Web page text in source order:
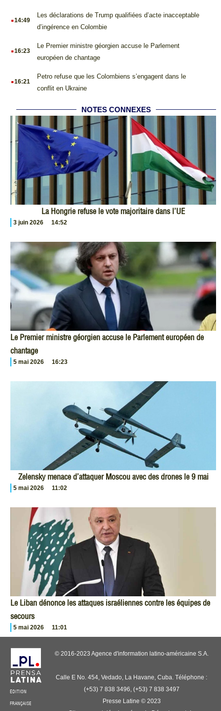
.14:49
Les déclarations de Trump qualifiées d’acte inacceptable
d’ingérence en Colombie
.16:23
Le Premier ministre géorgien accuse le Parlement
européen de chantage
.16:21
Petro refuse que les Colombiens s’engagent dans le
conflit en Ukraine
NOTES CONNEXES
La Hongrie refuse le vote majoritaire dans l’UE
3 juin 2026 14:52
Le Premier ministre géorgien accuse le Parlement européen de
chantage
5 mai 2026 16:23
Zelensky menace d’attaquer Moscou avec des drones le 9 mai
5 mai 2026 11:02
Le Liban dénonce les attaques israéliennes contre les équipes de
secours
5 mai 2026 11:01
ÉDITION
FRANÇAISE
© 2016-2023 Agence d'information latino-américaine S.A.
Calle E No. 454, Vedado, La Havane, Cuba. Téléphone :
(+53) 7 838 3496, (+53) 7 838 3497
Presse Latine © 2023